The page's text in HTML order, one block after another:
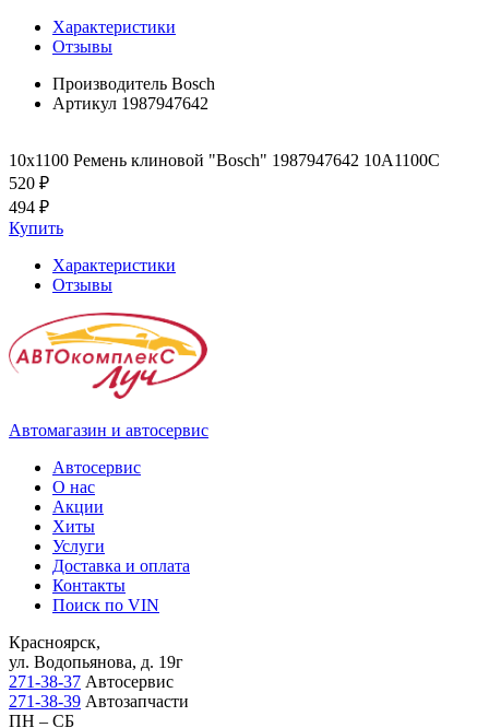
Характеристики
Отзывы
Производитель Bosch
Артикул 1987947642
10x1100 Ремень клиновой "Bosch" 1987947642 10A1100C
520 ₽
494 ₽
Купить
Характеристики
Отзывы
Автомагазин и автосервис
Автосервис
О нас
Акции
Хиты
Услуги
Доставка и оплата
Контакты
Поиск по VIN
Красноярск,
ул. Водопьянова, д. 19г
271-38-37 Автосервис
271-38-39 Автозапчасти
ПН – СБ